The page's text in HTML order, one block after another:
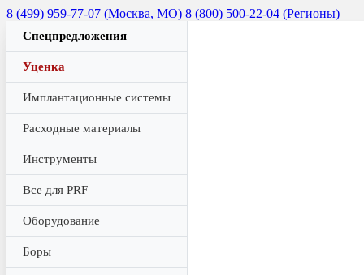
8 (499) 959-77-07 (Москва, МО) 8 (800) 500-22-04 (Регионы)
Спецпредложения
Уценка
Имплантационные системы
Расходные материалы
Инструменты
Все для PRF
Оборудование
Боры